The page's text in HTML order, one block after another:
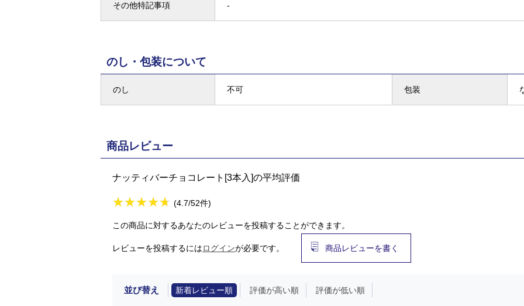
その他特記事項 -
のし・包装について
のし 不可 包装
商品レビュー
ナッティバーチョコレート[3本入]の平均評価
★★★★★
★★★★★ (4.7/52件)
この商品に対するあなたのレビューを投稿することができます。
レビューを投稿するにはログインが必要です。 商品レビューを書く
並び替え 新着レビュー順 評価が高い順 評価が低い順